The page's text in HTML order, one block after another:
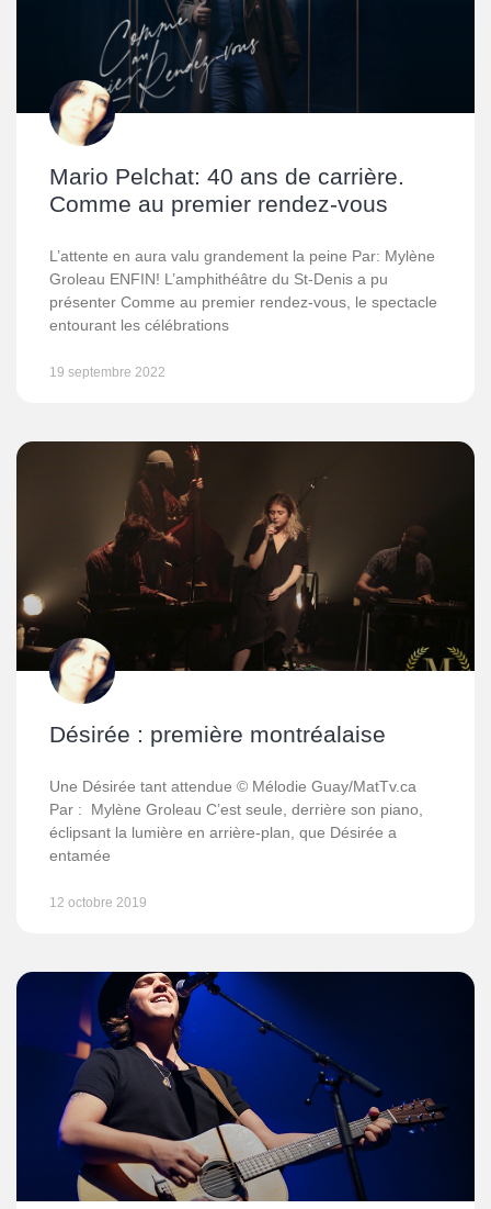
Mario Pelchat: 40 ans de carrière.
Comme au premier rendez-vous
L’attente en aura valu grandement la peine Par: Mylène
Groleau ENFIN! L’amphithéâtre du St-Denis a pu
présenter Comme au premier rendez-vous, le spectacle
entourant les célébrations
19 septembre 2022
Désirée : première montréalaise
Une Désirée tant attendue © Mélodie Guay/MatTv.ca
Par : Mylène Groleau C’est seule, derrière son piano,
éclipsant la lumière en arrière-plan, que Désirée a
entamée
12 octobre 2019